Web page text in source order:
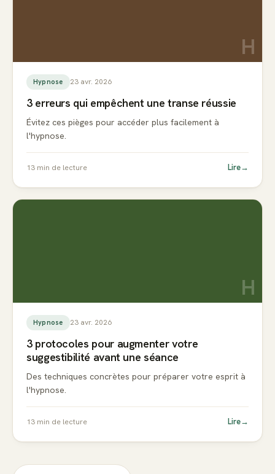
H
Hypnose 23 avr. 2026
3 erreurs qui empêchent une transe réussie
Évitez ces pièges pour accéder plus facilement à
l'hypnose.
13 min de lecture Lire→
H
Hypnose 23 avr. 2026
3 protocoles pour augmenter votre
suggestibilité avant une séance
Des techniques concrètes pour préparer votre esprit à
l'hypnose.
13 min de lecture Lire→